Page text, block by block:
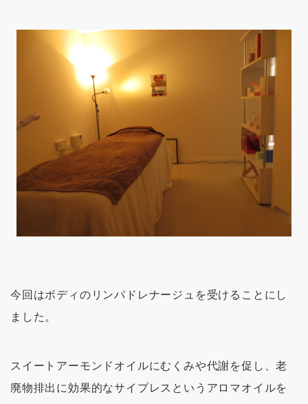
今回はボディのリンパドレナージュを受けることにし
ました。
スイートアーモンドオイルにむくみや代謝を促し、老
廃物排出に効果的なサイプレスというアロマオイルを